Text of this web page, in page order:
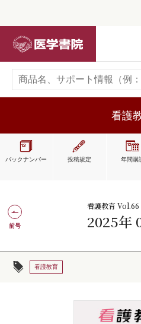
看護
バックナンバー 投稿規定 年間購
看護教育
2025年
前号
看護教育